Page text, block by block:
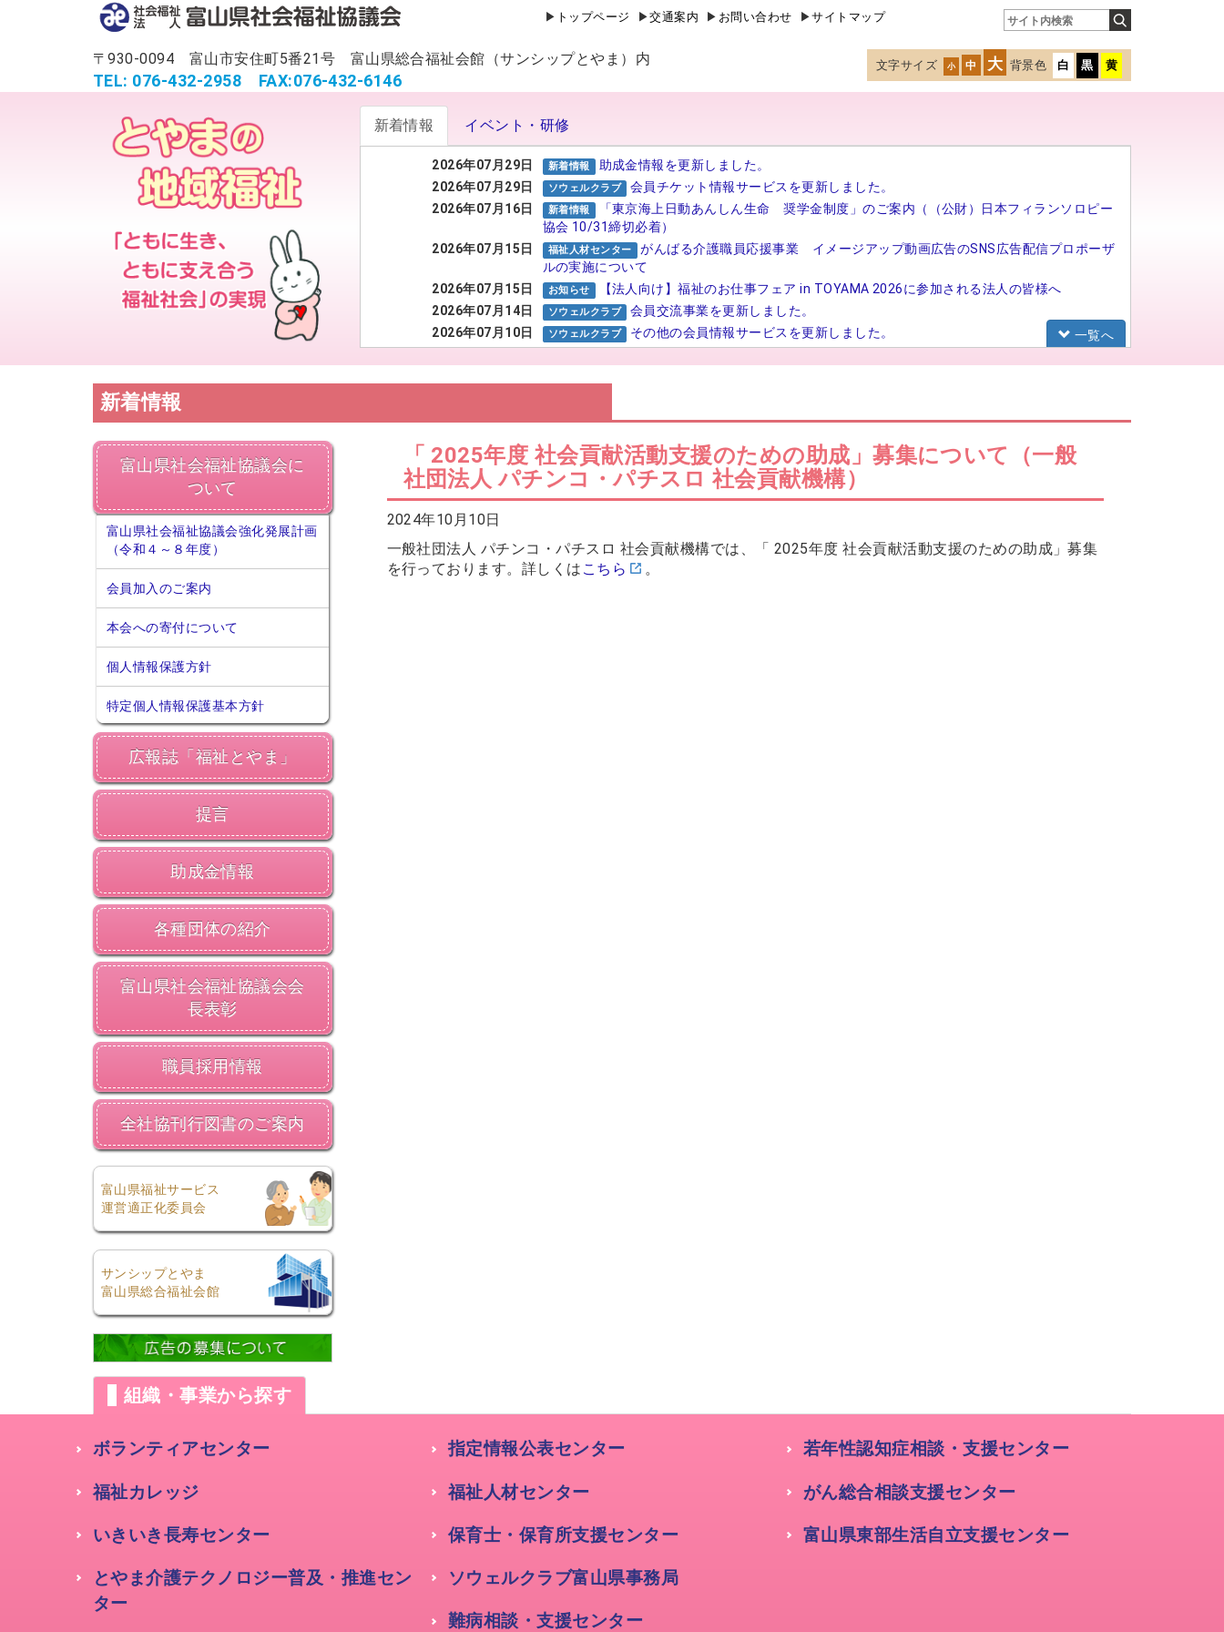
トップページ 交通案内 お問い合わせ サイトマップ
〒930-0094 富山市安住町5番21号 富山県総合福祉会館（サンシップとやま）内
TEL: 076-432-2958 FAX:076-432-6146
文字サイズ 小 中 大 背景色 白 黒 黄
新着情報 イベント・研修
2026年07月29日 新着情報
助成金情報を更新しました。
2026年07月29日
ソウェルクラブ
会員チケット情報サービスを更新しました。
2026年07月16日
新着情報
「東京海上日動あんしん生命 奨学金制度」のご案内（（公財）日本フィランソロピー
協会 10/31締切必着）
2026年07月15日
福祉人材センター
がんばる介護職員応援事業 イメージアップ動画広告のSNS広告配信プロポーザ
ルの実施について
2026年07月15日
お知らせ
【法人向け】福祉のお仕事フェア in TOYAMA 2026に参加される法人の皆様へ
2026年07月14日
ソウェルクラブ
会員交流事業を更新しました。
2026年07月10日
ソウェルクラブ
その他の会員情報サービスを更新しました。
一覧へ
新着情報
富山県社会福祉協議会に
ついて
富山県社会福祉協議会強化発展計画
（令和４～８年度）
会員加入のご案内
本会への寄付について
個人情報保護方針
特定個人情報保護基本方針
広報誌「福祉とやま」
提言
助成金情報
各種団体の紹介
富山県社会福祉協議会会
長表彰
職員採用情報
全社協刊行図書のご案内
富山県福祉サービス
運営適正化委員会
サンシップとやま
富山県総合福祉会館
「 2025年度 社会貢献活動支援のための助成」募集について（一般
社団法人 パチンコ・パチスロ 社会貢献機構）
2024年10月10日
一般社団法人 パチンコ・パチスロ 社会貢献機構では、「 2025年度 社会貢献活動支援のための助成」募集
を行っております。詳しくは こちら 。
組織・事業から探す
ボランティアセンター
福祉カレッジ
いきいき長寿センター
とやま介護テクノロジー普及・推進セン
ター
指定情報公表センター
福祉人材センター
保育士・保育所支援センター
ソウェルクラブ富山県事務局
難病相談・支援センター
若年性認知症相談・支援センター
がん総合相談支援センター
富山県東部生活自立支援センター